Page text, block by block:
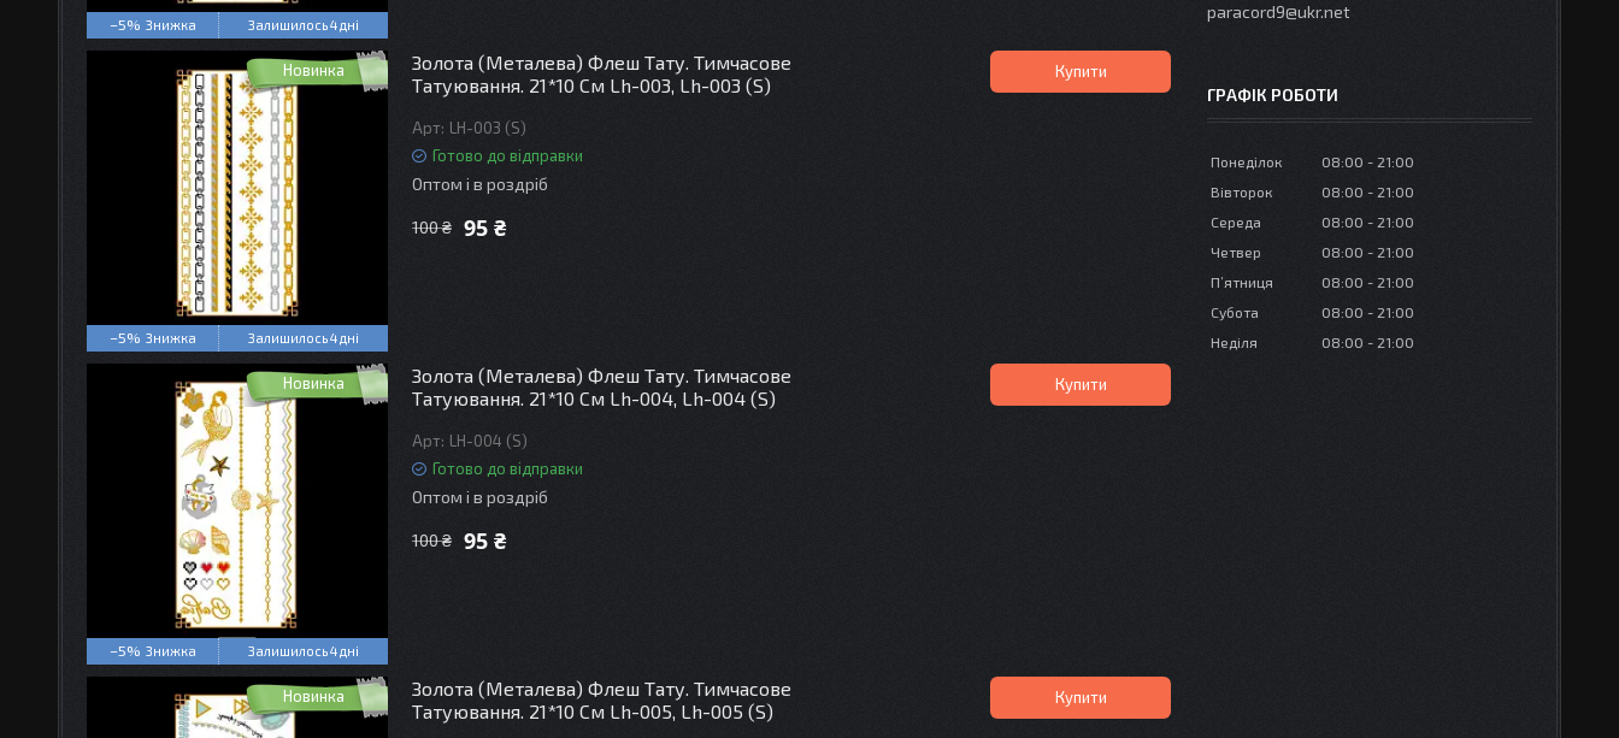
–5% Залишилось 4 дні
Новинка
–5% Залишилось 4 дні
Золота (Металева) Флеш Тату. Тимчасове
Татуювання. 21*10 См Lh-003, Lh-003 (S)
LH-003 (S)
Готово до відправки
Оптом і в роздріб
100 ₴ 95 ₴
Купити
Новинка
–5% Залишилось 4 дні
Золота (Металева) Флеш Тату. Тимчасове
Татуювання. 21*10 См Lh-004, Lh-004 (S)
LH-004 (S)
Готово до відправки
Оптом і в роздріб
100 ₴ 95 ₴
Купити
Новинка
Золота (Металева) Флеш Тату. Тимчасове
Татуювання. 21*10 См Lh-005, Lh-005 (S)
Купити
paracord9@ukr.net
ГРАФІК РОБОТИ
Понеділок 08:00
21:00
Вівторок
08:00
21:00
Середа
08:00
21:00
Четвер
08:00
21:00
Пʼятниця
08:00
21:00
Субота
08:00
21:00
Неділя
08:00 21:00